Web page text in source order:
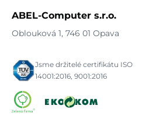
ABEL-Computer s.r.o.
Oblouková 1, 746 01 Opava
Jsme držitelé certifikátu ISO
14001:2016, 9001:2016